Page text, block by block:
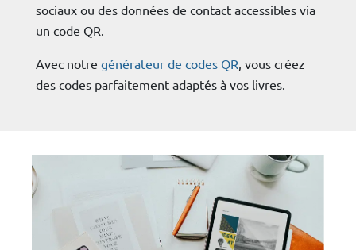
sociaux ou des données de contact accessibles via
un code QR.
Avec notre générateur de codes QR, vous créez
des codes parfaitement adaptés à vos livres.